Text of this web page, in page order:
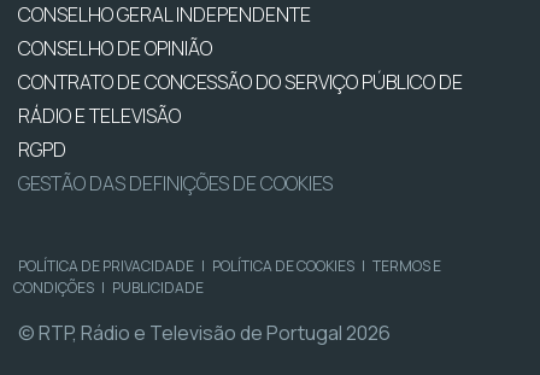
CONSELHO GERAL INDEPENDENTE
CONSELHO DE OPINIÃO
CONTRATO DE CONCESSÃO DO SERVIÇO PÚBLICO DE
RÁDIO E TELEVISÃO
RGPD
GESTÃO DAS DEFINIÇÕES DE COOKIES
POLÍTICA DE PRIVACIDADE | POLÍTICA DE COOKIES | TERMOS E
CONDIÇÕES | PUBLICIDADE
© RTP, Rádio e Televisão de Portugal 2026